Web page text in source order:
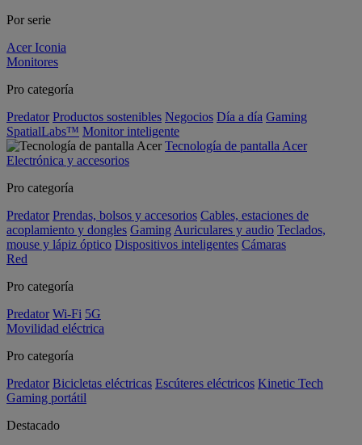
Por serie
Acer Iconia
Monitores
Pro categoría
Predator Productos sostenibles Negocios Día a día Gaming
SpatialLabs™ Monitor inteligente
Tecnología de pantalla Acer
Electrónica y accesorios
Pro categoría
Predator Prendas, bolsos y accesorios Cables, estaciones de
acoplamiento y dongles Gaming Auriculares y audio Teclados,
mouse y lápiz óptico Dispositivos inteligentes Cámaras
Red
Pro categoría
Predator Wi-Fi 5G
Movilidad eléctrica
Pro categoría
Predator Bicicletas eléctricas Escúteres eléctricos Kinetic Tech
Gaming portátil
Destacado